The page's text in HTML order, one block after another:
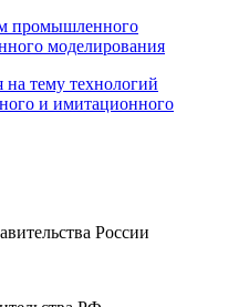
тему технологий
и имитационного